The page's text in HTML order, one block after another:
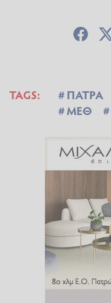
TAGS: ΠΑΤΡΑ
ΜΕΘ